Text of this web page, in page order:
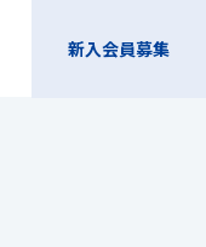
新入会員募集